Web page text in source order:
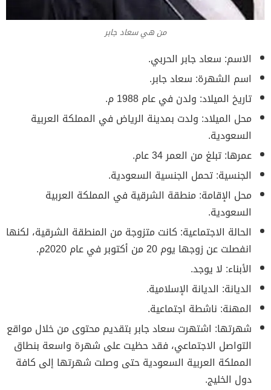
من هي سعاد جابر
الاسم: سعاد جابر الحربي.
اسم الشهرة: سعاد جابر.
تاريخ الميلاد: ولدن في عام 1988 م.
محل الميلاد: ولدت بمدينة الرياض في المملكة العربية
السعودية.
عمرها: تبلغ من العمر 34 عام.
الجنسية: تحمل الجنسية السعودية.
محل الإقامة: منطقة الشرقية في المملكة العربية
السعودية.
الحالة الاجتماعية: كانت متزوجة من المنطقة الشرقية، لكنها
انفصلت عن زوجها يوم 20 من أكتوبر في عام 2020م.
الأبناء: لا يوجد.
الديانة: الديانة الإسلامية.
المهنة: ناشطة اجتماعية.
شهرتها: اشتهرت سعاد جابر بتقديم محتوى من خلال مواقع
التواصل الاجتماعي، فقد حظيت على شهرة واسعة بنطاق
المملكة العربية السعودية حتى وصلت شهرتها إلى كافة
دول الخليج.